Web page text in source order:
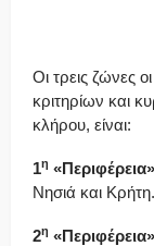
Οι τρεις ζώνες
κριτηρίων και
κλήρου, είναι:
1η
Νησιά και Κρήτη.
2η